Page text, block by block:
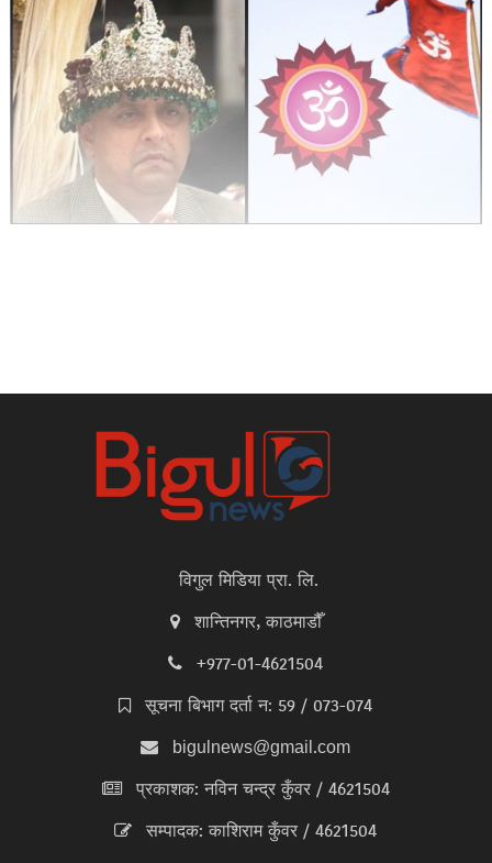
विगुल मिडिया प्रा. लि.
शान्तिनगर, काठमाडौँ
+977-01-4621504
सूचना बिभाग दर्ता न: 59 / 073-074
bigulnews@gmail.com
प्रकाशक: नविन चन्द्र कुँवर / 4621504
सम्पादक: काशिराम कुँवर / 4621504